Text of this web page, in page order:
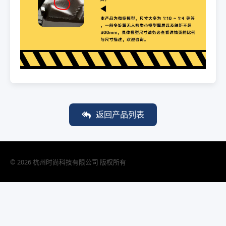
返回产品列表
© 2026 杭州时尚科技有限公司 版权所有